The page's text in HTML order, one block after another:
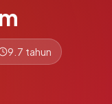
9.7 tahun